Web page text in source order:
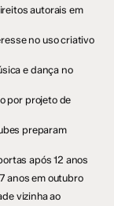
autorais em
no uso criativo
e dança no
por projeto de
preparam
após 12 anos
anos em outubro
vizinha ao